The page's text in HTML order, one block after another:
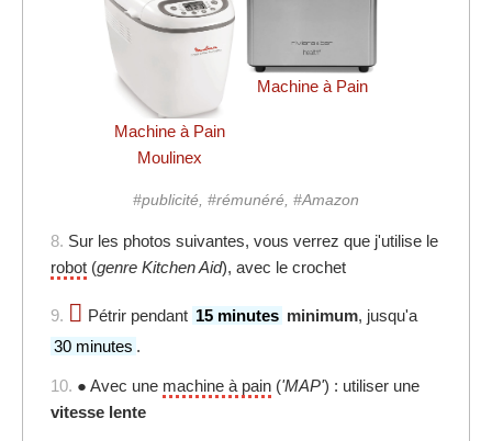
Machine à Pain
Moulinex
Machine à Pain
#publicité, #rémunéré, #Amazon
8. Sur les photos suivantes, vous verrez que j'utilise le
robot (genre Kitchen Aid), avec le crochet
9. Pétrir pendant 15 minutes minimum, jusqu'a
30 minutes .
10. ● Avec une machine à pain ('MAP') : utiliser une
vitesse lente